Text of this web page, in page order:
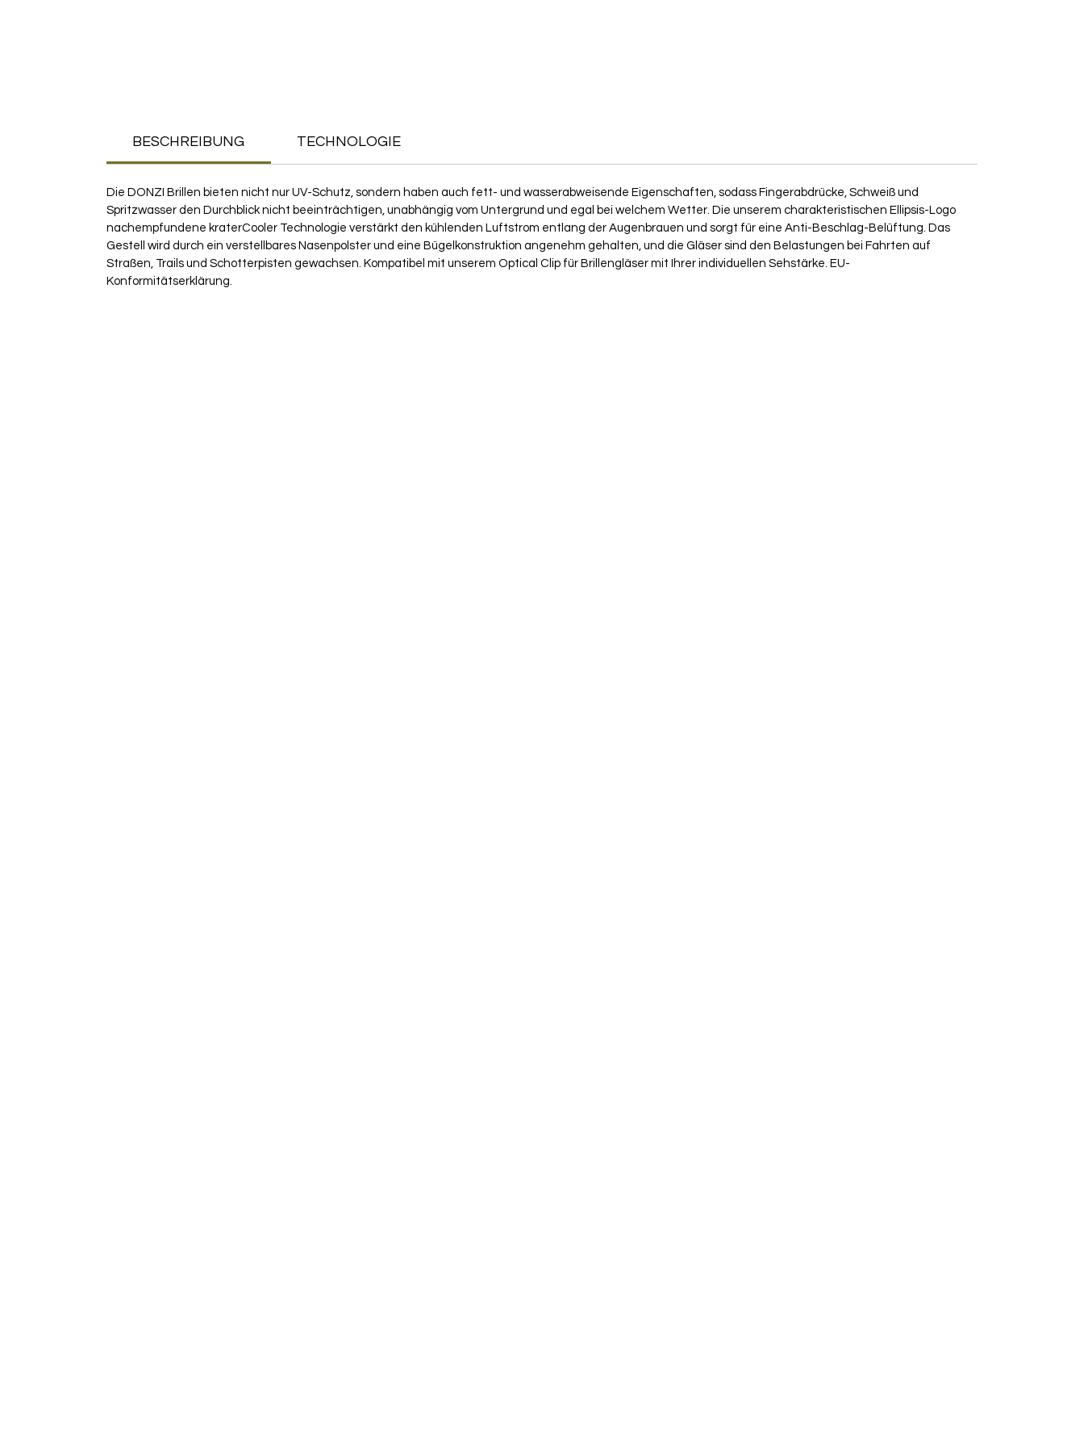
BESCHREIBUNG TECHNOLOGIE
Die DONZI Brillen bieten nicht nur UV-Schutz, sondern haben auch fett- und wasserabweisende Eigenschaften, sodass Fingerabdrücke, Schweiß und
Spritzwasser den Durchblick nicht beeinträchtigen, unabhängig vom Untergrund und egal bei welchem Wetter. Die unserem charakteristischen Ellipsis-Logo
nachempfundene kraterCooler Technologie verstärkt den kühlenden Luftstrom entlang der Augenbrauen und sorgt für eine Anti-Beschlag-Belüftung. Das
Gestell wird durch ein verstellbares Nasenpolster und eine Bügelkonstruktion angenehm gehalten, und die Gläser sind den Belastungen bei Fahrten auf
Straßen, Trails und Schotterpisten gewachsen. Kompatibel mit unserem Optical Clip für Brillengläser mit Ihrer individuellen Sehstärke. EU-
Konformitätserklärung.